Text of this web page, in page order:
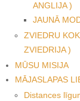
ANGLIJA )
JAUNĀ
ZVIEDRU
ZVIEDRIJA )
MŪSU MISIJA
MĀJASLAPAS
Distances